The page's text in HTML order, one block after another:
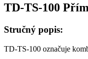
TD-TS-100
Stručný popis:
TD-TS-100 označuje